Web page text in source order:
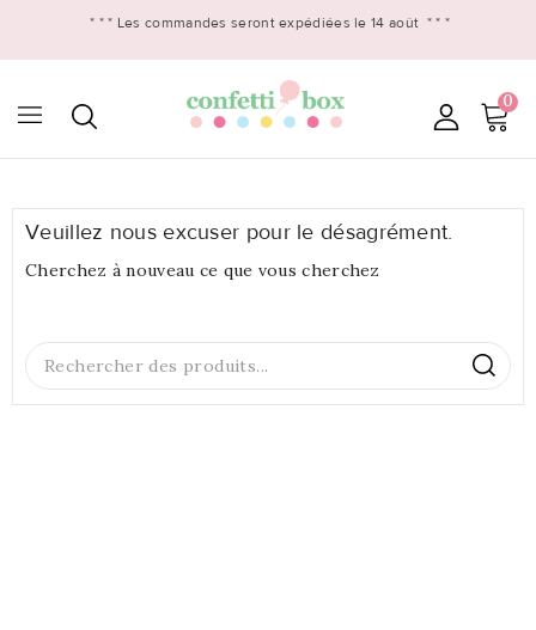
* * * Les commandes seront expédiées le 14 août * * *
0
Veuillez nous excuser pour le désagrément.
Cherchez à nouveau ce que vous cherchez